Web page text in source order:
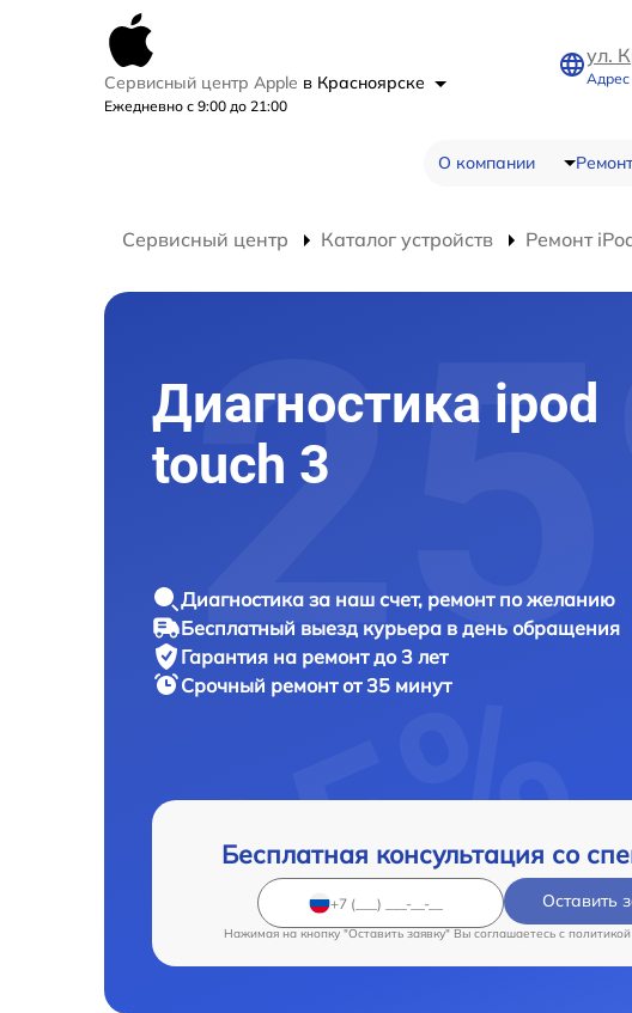
Сервисный центр Apple в Красноярске
Ежедневно с 9:00 до 21:00
ул.
Адрес
О компании
Сервисный центр Каталог устройств Ремонт
Диагностика ipod
touch 3
Диагностика за наш счет, ремонт по желанию
Бесплатный выезд курьера в день обращения
Гарантия на ремонт до 3 лет
Срочный ремонт от 35 минут
Бесплатная консультация со
Оставить
Нажимая на кнопку "Оставить заявку" Вы соглашаетесь c